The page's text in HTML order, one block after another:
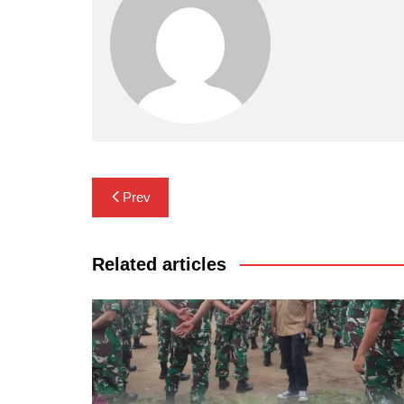
Navigasi
pos
Prev
Related articles